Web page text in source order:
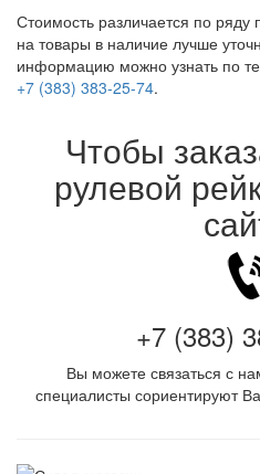
Стоимость различается по ряду
на товары в наличие лучше
информацию можно узнать по
+7 (383) 383-25-74.
Чтобы
рулевой
+7 (383)
Вы можете связаться с
специалисты сориентируют